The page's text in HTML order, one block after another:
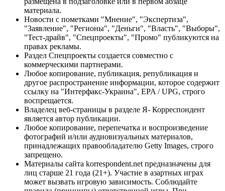
материала.
Новости с пометками "Мнение", "Экспертиза",
"Заявление", "Регионы", "Деньги", "Власть", "Выборы",
"Тест-драйв", "Спецпроекты", "Промо" публикуются на
правах рекламы.
Раздел Спецпроекты создается совместно с
коммерческими партнерами.
Любое копирование, публикация, републикация и
другое распространение информации, которое содержит
ссылку на "Интерфакс-Украина", EPA / UPG, строго
воспрещается.
Владелец веб-страницы в разделе Я- Корреспондент
является автор публикации.
Любое копирование, перепечатка и воспроизведение
фотографий и/или аудиовизуальных материалов,
принадлежащих правообладателю Getty Images, строго
запрещено.
Материалы сайта korrespondent.net предназначены для
лиц старше 21 года (21+). Участие в азартных играх
может вызвать игровую зависимость. Соблюдайте